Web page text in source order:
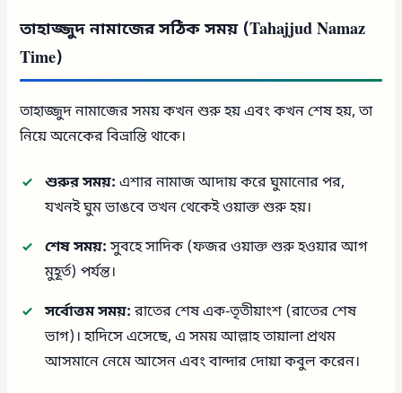
তাহাজ্জুদ নামাজের সঠিক সময় (Tahajjud Namaz
Time)
তাহাজ্জুদ নামাজের সময় কখন শুরু হয় এবং কখন শেষ হয়, তা
নিয়ে অনেকের বিভ্রান্তি থাকে।
শুরুর সময়: এশার নামাজ আদায় করে ঘুমানোর পর,
যখনই ঘুম ভাঙবে তখন থেকেই ওয়াক্ত শুরু হয়।
শেষ সময়:সুবহে সাদিক (ফজর ওয়াক্ত শুরু হওয়ার আগ
মুহূর্ত) পর্যন্ত।
সর্বোত্তম সময়:রাতের শেষ এক-তৃতীয়াংশ (রাতের শেষ
ভাগ)। হাদিসে এসেছে, এ সময় আল্লাহ তায়ালা প্রথম
আসমানে নেমে আসেন এবং বান্দার দোয়া কবুল করেন।